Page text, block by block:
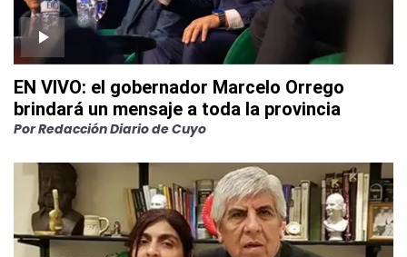
EN VIVO: el gobernador Marcelo Orrego
brindará un mensaje a toda la provincia
PorRedacción Diario de Cuyo